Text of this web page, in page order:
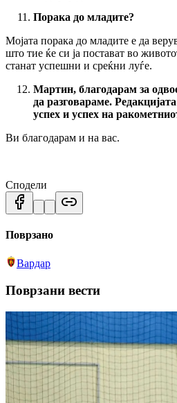
Порака до младите?
Мојата порака до младите е да
што тие ќе си ја постават во
станат успешни и среќни луѓе.
Мартин, благодарам за
да разговараме.
успех и успех на
Ви благодарам и на вас.
Сподели
Поврзано
Вардар
Поврзани вести